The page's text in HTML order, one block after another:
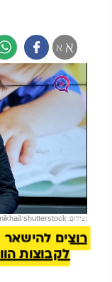
א א
(צילום: mikhail/shutterstock)
רוצים
לקבוצות